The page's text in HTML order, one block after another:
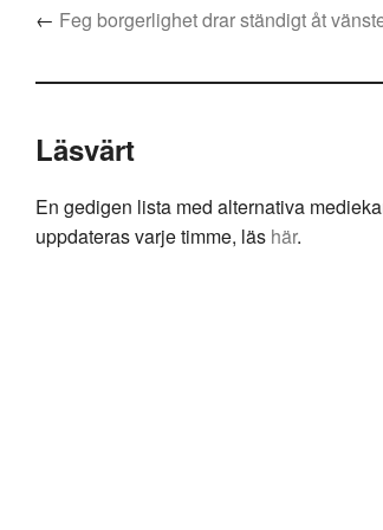
← Feg borgerlighet drar ständigt åt
Läsvärt
En gedigen lista med alternativa
uppdateras varje timme, läs här.